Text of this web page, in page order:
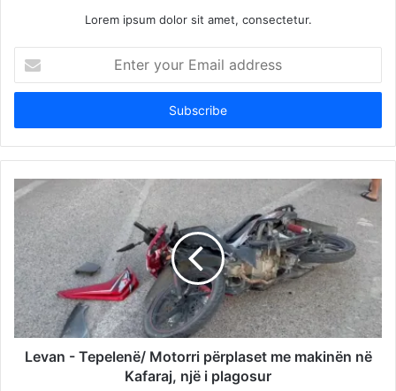
Lorem ipsum dolor sit amet, consectetur.
your
Email
Levan - Tepelenë/ Motorri përplaset me makinën në
Kafaraj, një i plagosur